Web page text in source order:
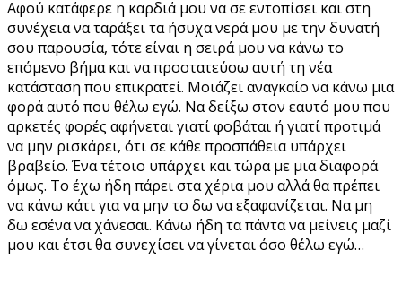
Αφού κατάφερε η καρδιά μου να σε εντοπίσει και στη
συνέχεια να ταράξει τα ήσυχα νερά μου με την δυνατή
σου παρουσία, τότε είναι η σειρά μου να κάνω το
επόμενο βήμα και να προστατεύσω αυτή τη νέα
κατάσταση που επικρατεί. Μοιάζει αναγκαίο να κάνω μια
φορά αυτό που θέλω εγώ. Να δείξω στον εαυτό μου που
αρκετές φορές αφήνεται γιατί φοβάται ή γιατί προτιμά
να μην ρισκάρει, ότι σε κάθε προσπάθεια υπάρχει
βραβείο. Ένα τέτοιο υπάρχει και τώρα με μια διαφορά
όμως. Το έχω ήδη πάρει στα χέρια μου αλλά θα πρέπει
να κάνω κάτι για να μην το δω να εξαφανίζεται. Να μη
δω εσένα να χάνεσαι. Κάνω ήδη τα πάντα να μείνεις μαζί
μου και έτσι θα συνεχίσει να γίνεται όσο θέλω εγώ…